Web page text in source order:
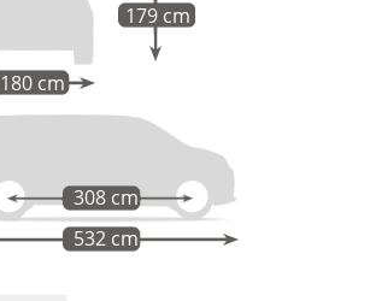
180 cm
179 cm
532 cm
308 cm